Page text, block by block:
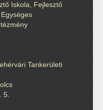
Iskola, Fejlesztő
Tankerületi
5.